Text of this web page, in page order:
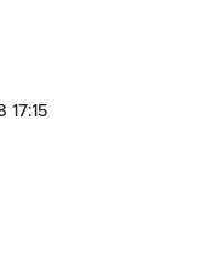
17:15